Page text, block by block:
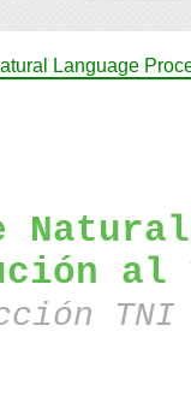
Language
Natural
al